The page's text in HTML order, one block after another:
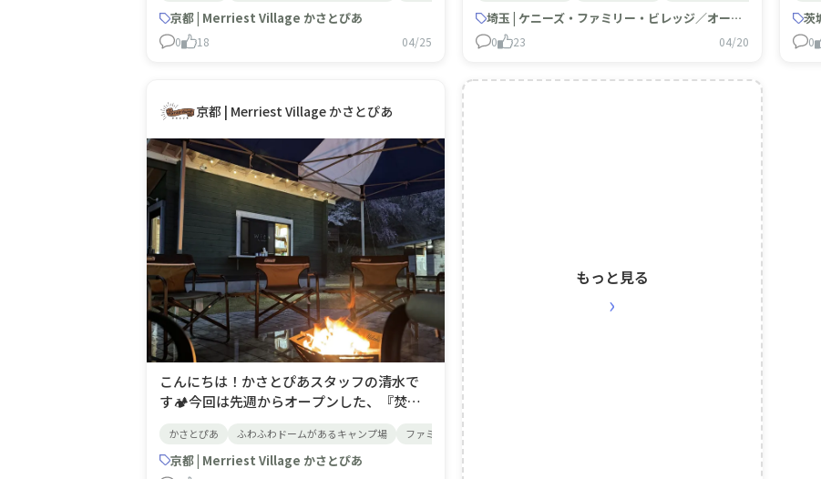
すね。暑いと言っても14頃をピークに少し
ずつ下がり始め朝晩は10℃前後と少し肌寒
京都 | Merriest Village かさとぴあ
0 18 04/25
ながらのんびり過ごせる河原サイトや、川
へのアクセスが良好なBBQサイトなどもご
らぎに包まれながら、ゆった
埼玉 | ケニーズ・ファミリー・ビレッジ／オートキャンプ場
0 23 04/20
に
中
茨
0
京都 | Merriest Village かさとぴあ
こんにちは！かさとぴあスタッフの清水で
す🏕️今回は先週からオープンした、『焚き
4/4(土)オープンしたこのカフェは皆さんが
手ぶらで焚き火を楽しみながらゆったり過
かさとぴあ ふわふわドームがあるキャンプ場 ファミリーキャンプ 京都キャンプ場
京都 | Merriest Village かさとぴあ
もっと見る
›